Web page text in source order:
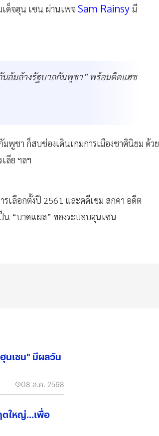
ด็จฮุน เซน ผ่านเพจ Sam Rainsy มี
นล้มล้างรัฐบาลกัมพูชา” พร้อมติดแฮช
ชา ก็สบช่องเดินเกมการเมืองชาตินิยม ด้วย
ลีย ฯลฯ
รเลือกตั้งปี 2561 และคดีเขม สกคา อดีต
น “บาดแผล” ของระบอบฮุนเซน
นเซน" มีผลวัน
08 ส.ค. 2568
ตใหญ่...เพื่อ